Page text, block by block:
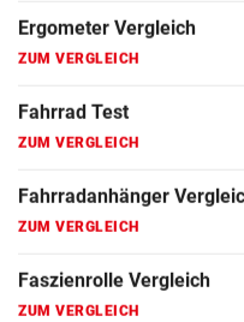
Fahrradanhänger Vergleich
Hoverboard Vergleich
Kinderfahrrad Vergleich